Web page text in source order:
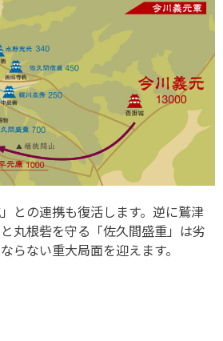
との連携も復活します。逆に鷲津
丸根砦を守る「佐久間盛重」は劣
らない重大局面を迎えます。